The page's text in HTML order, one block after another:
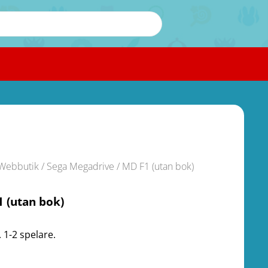
/ Sega Megadrive / MD F1 (utan bok)
(utan bok)
1-2 spelare.